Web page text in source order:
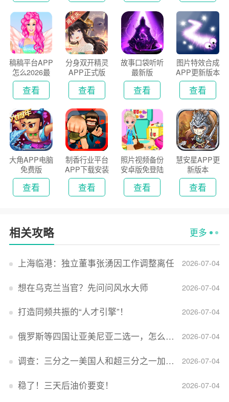
稿稿平台APP
怎么2026最
新版
查看
分身双开精灵
APP正式版
查看
故事口袋听听
最新版
查看
图片特效合成
APP更新版本
2026
查看
大角APP电脑
免费版
查看
制香行业平台
APP下载安装
2026
查看
照片视频备份
安卓版免登陆
版
查看
慧安星APP更
新版本
查看
相关攻略 更多
2026-07-04
上海临港：独立董事张湧因工作调整离任
2026-07-04
想在乌克兰当官？先问问风水大师
2026-07-04
打造同频共振的“人才引擎”！
2026-07-04
俄罗斯等四国让亚美尼亚二选一，怎么回事？
2026-07-04
调查：三分之一美国人和超三分之一加拿大人感到经济压力
2026-07-04
稳了！三天后油价要变！